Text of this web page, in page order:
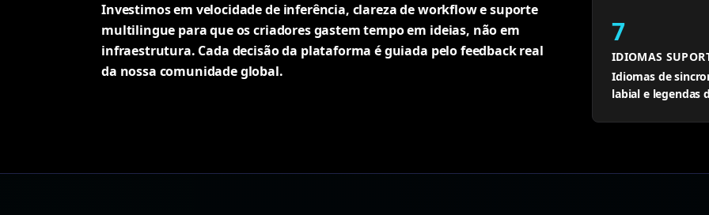
Investimos em velocidade de inferência, clareza de workflow e suporte
multilingue para que os criadores gastem tempo em ideias, não em
infraestrutura. Cada decisão da plataforma é guiada pelo feedback real
da nossa comunidade global.
7
IDIOMAS
Idiomas de
labial e legendas